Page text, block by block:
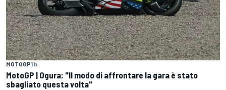
MOTOGP1 h
MotoGP | Ogura: "Il modo di affrontare la gara è stato
sbagliato questa volta"